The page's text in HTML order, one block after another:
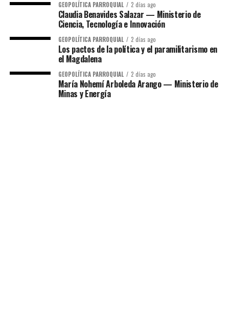
GEOPOLÍTICA PARROQUIAL 2 días ago
Claudia Benavides Salazar — Ministerio de
Ciencia, Tecnología e Innovación
GEOPOLÍTICA PARROQUIAL 2 días ago
Los pactos de la política y el paramilitarismo en
el Magdalena
GEOPOLÍTICA PARROQUIAL 2 días ago
María Nohemí Arboleda Arango — Ministerio de
Minas y Energía